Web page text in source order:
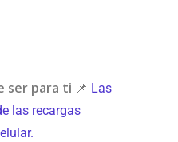
ser para ti 📌 Las
las recargas